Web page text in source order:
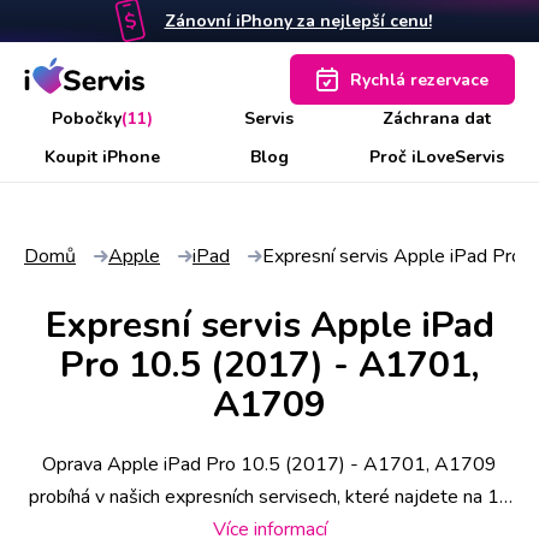
Zánovní iPhony za nejlepší cenu!
Pobočky(11) Servis
Záchrana dat
Koupit iPhone
Blog Proč iLoveServis
Rychlá rezervace
Domů Apple iPad Expresní servis Apple iPad
Expresní servis Apple iPad
Pro 10.5 (2017) - A1701,
A1709
Oprava Apple iPad Pro 10.5 (2017) - A1701, A1709
probíhá v našich expresních servisech, které najdete na 11
místech po ČR. Některé úkony stihneme už do 30 minut,
Více informací